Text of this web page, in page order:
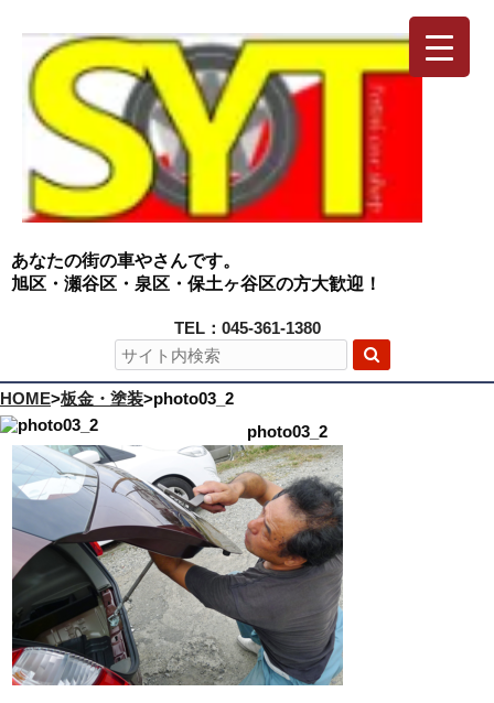
あなたの街の車やさんです。
旭区・瀬谷区・泉区・保土ヶ谷区の方大歓迎！
TEL：045-361-1380
HOME>板金・塗装>photo03_2
photo03_2